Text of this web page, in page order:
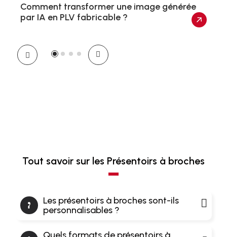
Comment transformer une image générée
par IA en PLV fabricable ?
Tout savoir sur les Présentoirs à broches
Les présentoirs à broches sont-ils
personnalisables ?